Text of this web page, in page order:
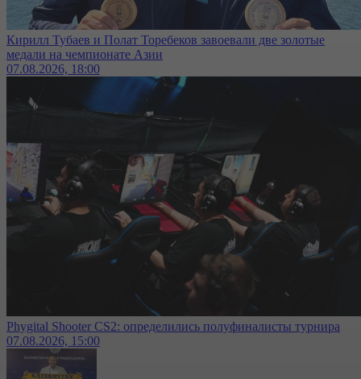
Кирилл Тубаев и Полат Торебеков завоевали две золотые
медали на чемпионате Азии
07.08.2026, 18:00
Phygital Shooter CS2: определились полуфиналисты турнира
07.08.2026, 15:00